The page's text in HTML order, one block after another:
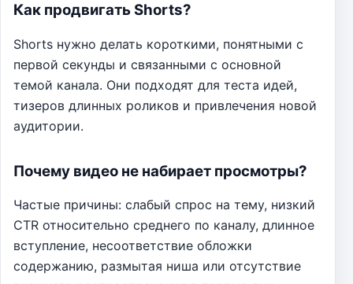
Как продвигать Shorts?
Shorts нужно делать короткими, понятными с
первой секунды и связанными с основной
темой канала. Они подходят для теста идей,
тизеров длинных роликов и привлечения новой
аудитории.
Почему видео не набирает просмотры?
Частые причины: слабый спрос на тему, низкий
CTR относительно среднего по каналу, длинное
вступление, несоответствие обложки
содержанию, размытая ниша или отсутствие